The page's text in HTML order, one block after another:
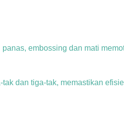
embossing dan mati
dan tiga-tak, memastikan